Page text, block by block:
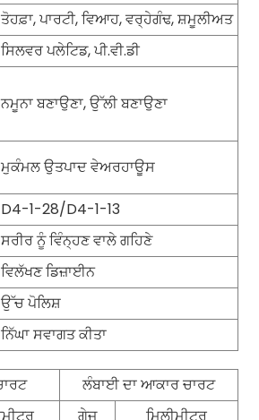
ਤੋਹਫ਼ਾ, ਪਾਰਟੀ, ਵਿਆਹ, ਵਰ੍ਹੇਗੰਢ, ਸ਼ਮੂਲੀਅਤ
ਸਿਲਵਰ ਪਲੇਟਿਡ, ਪੀ.ਵੀ.ਡੀ
ਨਮੂਨਾ ਬਣਾਉਣਾ, ਉੱਲੀ ਬਣਾਉਣਾ
ਮੁਕੰਮਲ ਉਤਪਾਦ ਵੇਅਰਹਾਊਸ
D4-1-28/D4-1-13
ਸਰੀਰ ਨੂੰ ਵਿੰਨ੍ਹਣ ਵਾਲੇ ਗਹਿਣੇ
ਵਿਲੱਖਣ ਡਿਜ਼ਾਈਨ
ਉੱਚ ਪੋਲਿਸ਼
ਨਿੱਘਾ ਸਵਾਗਤ ਕੀਤਾ
ਲੰਬਾਈ ਦਾ ਆਕਾਰ ਚਾਰਟ